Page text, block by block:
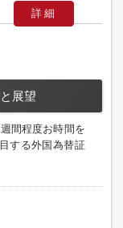
詳細
展望
間程度お時間を
する外国為替証